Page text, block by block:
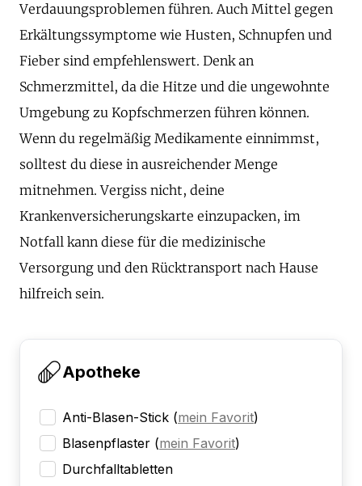
Verdauungsproblemen führen. Auch Mittel gegen
Erkältungssymptome wie Husten, Schnupfen und
Fieber sind empfehlenswert. Denk an
Schmerzmittel, da die Hitze und die ungewohnte
Umgebung zu Kopfschmerzen führen können.
Wenn du regelmäßig Medikamente einnimmst,
solltest du diese in ausreichender Menge
mitnehmen. Vergiss nicht, deine
Krankenversicherungskarte einzupacken, im
Notfall kann diese für die medizinische
Versorgung und den Rücktransport nach Hause
hilfreich sein.
Apotheke
Anti-Blasen-Stick (mein Favorit)
Blasenpflaster (mein Favorit)
Durchfalltabletten